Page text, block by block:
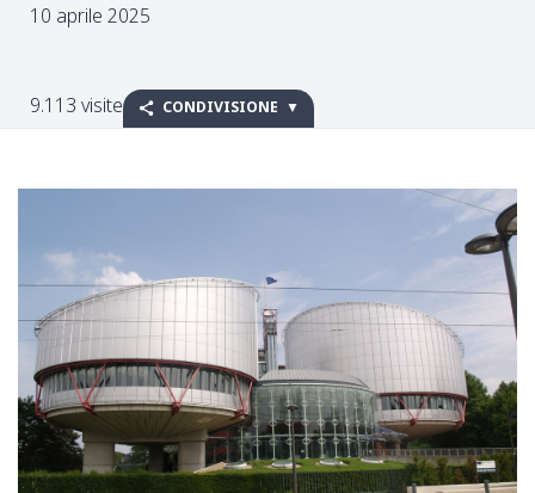
10 aprile 2025
9.113 visite CONDIVISIONE